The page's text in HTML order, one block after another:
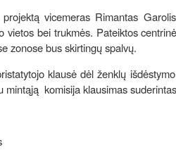
vicemeras Rimantas
vietos bei trukmės. Pateiktos
zonose bus skirtingų spalvų.
klausė dėl ženklų
mintąją komisija klausimas